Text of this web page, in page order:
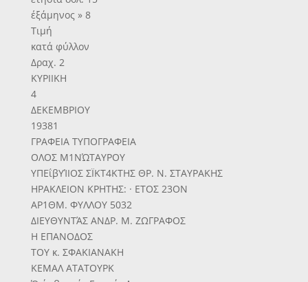
έξάμηνος » 8
Τιμή
κατά φύλλον
Δραχ. 2
ΚΥΡΙΙΚΗ
4
ΔΕΚΕΜΒΡΙΟΥ
19381
ΓΡΑΦΕΙΑ ΤΥΠΟΓΡΑΦΕΙΑ
ΟΛΟΣ Μ1ΝΏΤΑΥΡΟΥ
ΥΠΕΐβΥΊΙΟΣ ΣΪΚΤ4ΚΤΗΣ ΘΡ. Ν. ΣΤΑΥΡΑΚΗΣ
ΗΡΑΚΛΕΙΟΝ ΚΡΗΤΗΣ: · ΕΤΟΣ 23ΟΝ
ΑΡ1ΘΜ. ΦΥΛΛΟΥ 5032
ΔΙΕΥΘΥΝΤΆΣ ΑΝΔΡ. Μ. ΖΩΓΡΑΦΟΣ
Η ΕΠΑΝΟΔΟΣ
ΤΟΥ κ. ΣΦΑΚΙΑΝΑΚΗ
ΚΕΜΑΛ ΑΤΑΤΟΥΡΚ